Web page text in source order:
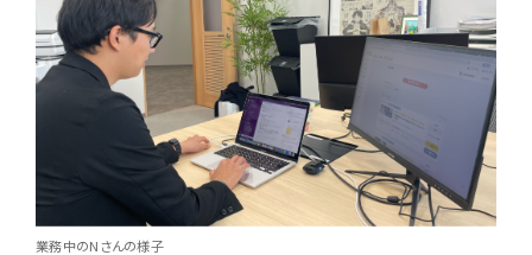
業務中のNさんの様子